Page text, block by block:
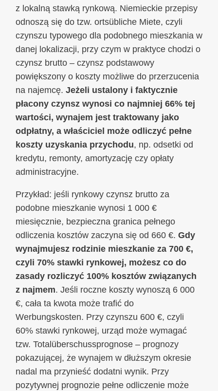
z lokalną stawką rynkową. Niemieckie przepisy
odnoszą się do tzw. ortsübliche Miete, czyli
czynszu typowego dla podobnego mieszkania w
danej lokalizacji, przy czym w praktyce chodzi o
czynsz brutto – czynsz podstawowy
powiększony o koszty możliwe do przerzucenia
na najemcę. Jeżeli ustalony i faktycznie
płacony czynsz wynosi co najmniej 66% tej
wartości, wynajem jest traktowany jako
odpłatny, a właściciel może odliczyć pełne
koszty uzyskania przychodu, np. odsetki od
kredytu, remonty, amortyzację czy opłaty
administracyjne.
Przykład: jeśli rynkowy czynsz brutto za
podobne mieszkanie wynosi 1 000 €
miesięcznie, bezpieczna granica pełnego
odliczenia kosztów zaczyna się od 660 €. Gdy
wynajmujesz rodzinie mieszkanie za 700 €,
czyli 70% stawki rynkowej, możesz co do
zasady rozliczyć 100% kosztów związanych
z najmem. Jeśli roczne koszty wynoszą 6 000
€, cała ta kwota może trafić do
Werbungskosten. Przy czynszu 600 €, czyli
60% stawki rynkowej, urząd może wymagać
tzw. Totalüberschussprognose – prognozy
pokazującej, że wynajem w dłuższym okresie
nadal ma przynieść dodatni wynik. Przy
pozytywnej prognozie pełne odliczenie może